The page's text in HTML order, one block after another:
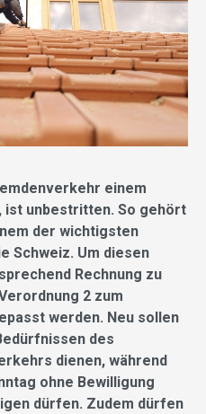
einem
ist unbestritten. So gehört
der wichtigsten
Schweiz. Um diesen
Rechnung zu
2 zum
werden. Neu sollen
des
dienen, während
ohne Bewilligung
dürfen. Zudem dürfen